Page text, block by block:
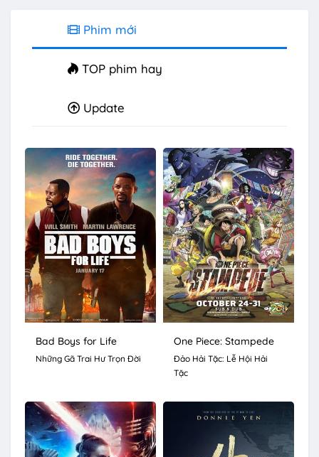
Phim mới
TOP phim hay
Update
Bad Boys for Life
Những Gã Trai Hư Trọn Đời
One Piece: Stampede
Đảo Hải Tặc: Lễ Hội Hải
Tặc